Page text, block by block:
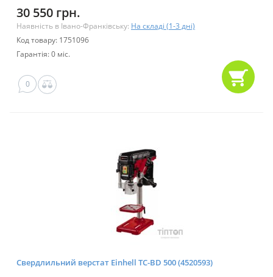
30 550 грн.
Наявність в Івано-Франківську: На складі (1-3 дні)
Код товару: 1751096
Гарантія: 0 міс.
0
Свердлильний верстат Einhell TC-BD 500 (4520593)